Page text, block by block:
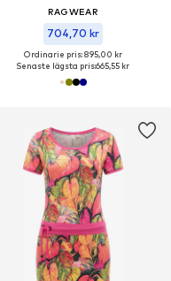
RAGWEAR
704,70 kr
Ordinarie pris: 895,00 kr
Senaste lägsta pris:665,55 kr